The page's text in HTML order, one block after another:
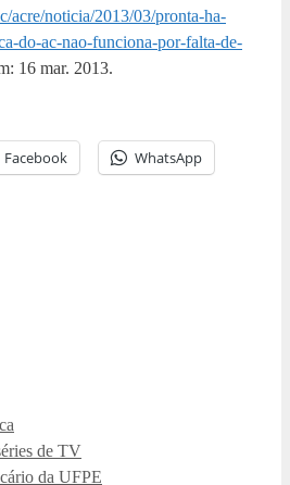
acre/noticia/2013/03/pronta-ha-
do-ac-nao-funciona-por-falta-de-
16 mar. 2013.
Facebook WhatsApp
de TV
da UFPE